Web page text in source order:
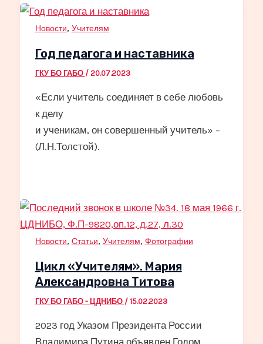
Новости, Учителям
Год педагога и наставника
ГКУ БО ГАБО / 20.07.2023
«Если учитель соединяет в себе любовь
к делу
и ученикам, он совершенный учитель» –
(Л.Н.Толстой).
Новости, Статьи, Учителям, Фотографии
Цикл «Учителям». Мария
Александровна Титова
ГКУ БО ГАБО - ЦДНИБО / 15.02.2023
2023 год Указом Президента России
Владимира Путина объявлен Годом